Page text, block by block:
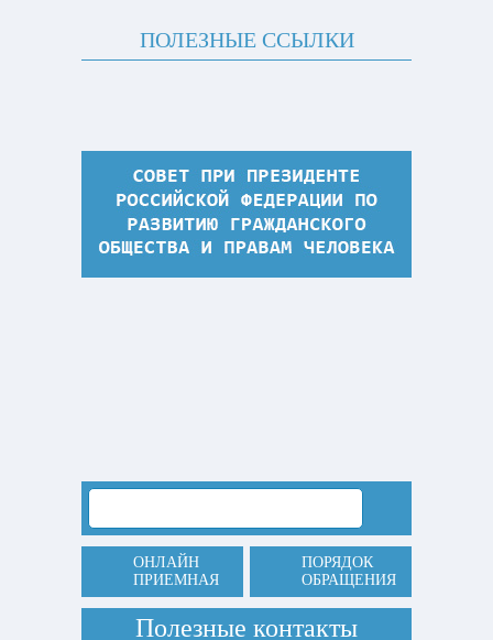
ПОЛЕЗНЫЕ ССЫЛКИ
ОНЛАЙН
ПРИЕМНАЯ
ПОРЯДОК
ОБРАЩЕНИЯ
Полезные контакты